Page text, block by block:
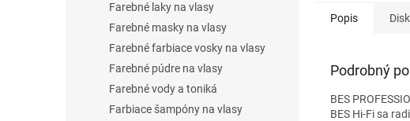
Farebné laky na vlasy
Farebné masky na vlasy
Farebné farbiace vosky na vlasy
Farebné púdre na vlasy
Farebné vody a toniká
Farbiace šampóny na vlasy
Popis
Podrobný
BES
BES Hi-Fi sa